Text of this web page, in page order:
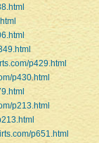
p429.html
p430.html
p213.html
p651.html